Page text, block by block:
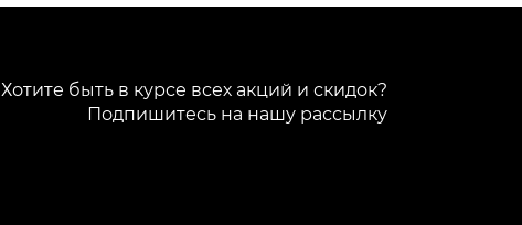
Хотите быть в курсе всех акций и скидок?
Подпишитесь на нашу рассылку